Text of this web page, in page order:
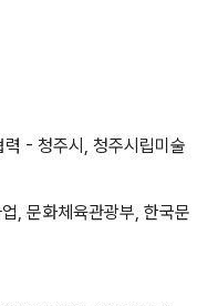
- 청주시, 청주시립미술
, 문화체육관광부, 한국문